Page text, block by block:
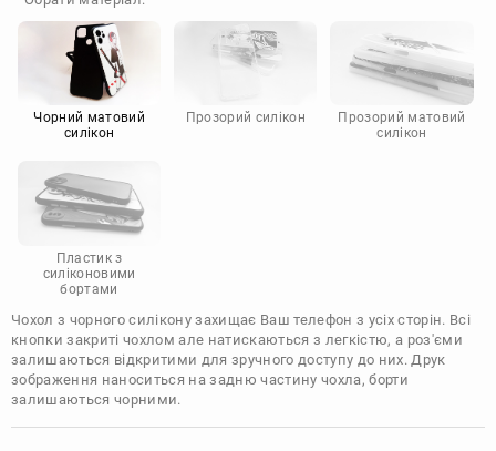
Doogee
Infinix
Sony
Motorola
Чорний матовий
силікон
Прозорий силікон
Прозорий матовий
силікон
Пластик з
силіконовими
бортами
Чохол з чорного силікону захищає Ваш телефон з усіх сторін. Всі
кнопки закриті чохлом але натискаються з легкістю, а роз'єми
залишаються відкритими для зручного доступу до них. Друк
зображення наноситься на задню частину чохла, борти
залишаються чорними.